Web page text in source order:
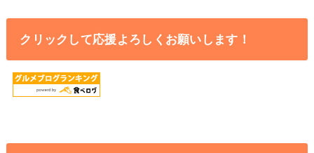
クリックして応援よろしくお願いします！